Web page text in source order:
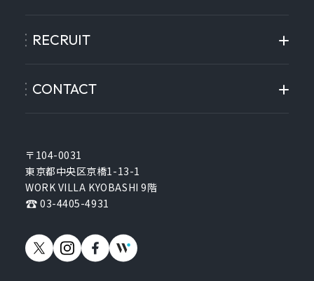
〒104-0031
東京都中央区京橋1-13-1
WORK VILLA KYOBASHI 9階
03-4405-4931
RECRUIT
CONTACT